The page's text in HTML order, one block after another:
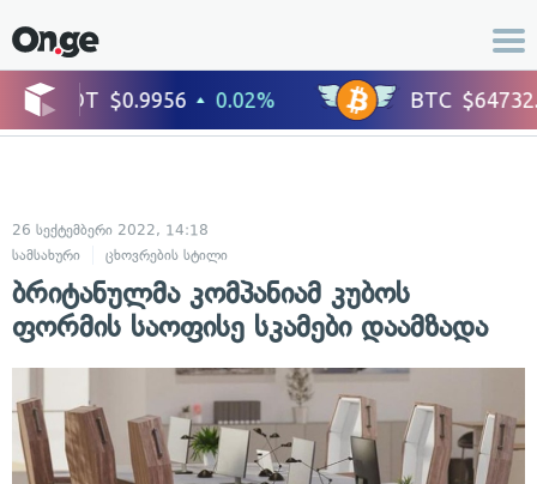
26 სექტემბერი 2022, 14:18
სამსახური
ცხოვრების სტილი
ბრიტანულმა კომპანიამ კუბოს
ფორმის საოფისე სკამები დაამზადა